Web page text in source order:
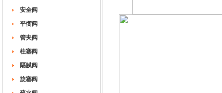
安全阀
平衡阀
管夹阀
柱塞阀
隔膜阀
旋塞阀